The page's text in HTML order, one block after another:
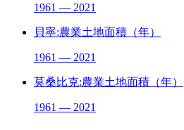
1961 — 2021
貝寧:農業土地面積（年）
1961 — 2021
莫桑比克:農業土地面積（年）
1961 — 2021